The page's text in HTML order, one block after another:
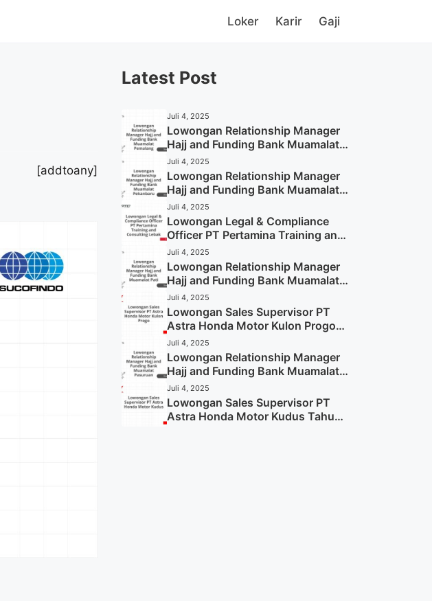
Loker Karir Gaji
[addtoany]
Latest Post
Juli 4, 2025
Lowongan Relationship Manager
Hajj and Funding Bank Muamalat
Pemalang Tahun 2025
Juli 4, 2025
Lowongan Relationship Manager
Hajj and Funding Bank Muamalat
Pekanbaru Tahun 2025 (Apply
Now)
Juli 4, 2025
Lowongan Legal & Compliance
Officer PT Pertamina Training and
Consulting Lebak Tahun 2025
(Apply Now)
Juli 4, 2025
Lowongan Relationship Manager
Hajj and Funding Bank Muamalat
Pati Tahun 2025 (Lamar
Sekarang)
Juli 4, 2025
Lowongan Sales Supervisor PT
Astra Honda Motor Kulon Progo
Tahun 2025 (Resmi)
Juli 4, 2025
Lowongan Relationship Manager
Hajj and Funding Bank Muamalat
Pasuruan Tahun 2025 (Apply
Now)
Juli 4, 2025
Lowongan Sales Supervisor PT
Astra Honda Motor Kudus Tahun